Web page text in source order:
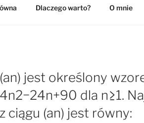
Dlaczego warto? O mnie
jest określony
dla n≥1.
ciągu (an) jest równy: